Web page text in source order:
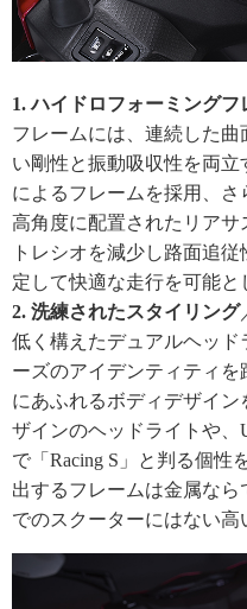
1. ハイドロフォーミングフ
フレームには、連続した
い剛性と振動吸収性を両
によるフレームを採用、
高角度に配置されたリア
トレシオを減少し路面追
定して快適な走行を可能と
2. 洗練されたスタイリング
低く構えたデュアルヘッド
ーズのアイデンティティ
にあふれるボディデザイ
ザインのヘッドライトや、
で「Racing S」と判る個性
出するフレームは金属なら
でのスクーターにはない高